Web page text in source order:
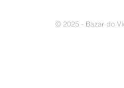
© 2025 - Bazar do